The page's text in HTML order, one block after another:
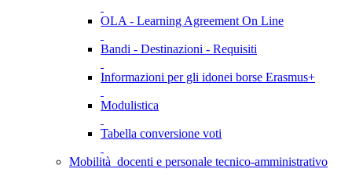
OLA - Learning Agreement On Line
Bandi - Destinazioni - Requisiti
Informazioni per gli idonei borse Erasmus+
Modulistica
Tabella conversione voti
Mobilità docenti e personale tecnico-amministrativo